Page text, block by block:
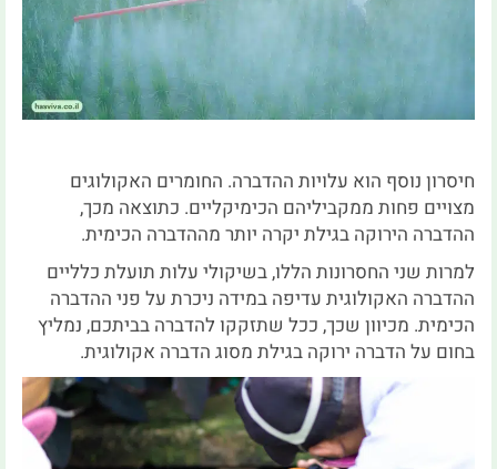
חיסרון נוסף הוא עלויות ההדברה. החומרים האקולוגים
מצויים פחות ממקביליהם הכימיקליים. כתוצאה מכך,
ההדברה הירוקה בגילת יקרה יותר מההדברה הכימית.
למרות שני החסרונות הללו, בשיקולי עלות תועלת כלליים
ההדברה האקולוגית עדיפה במידה ניכרת על פני ההדברה
הכימית. מכיוון שכך, ככל שתזקקו להדברה בביתכם, נמליץ
בחום על הדברה ירוקה בגילת מסוג הדברה אקולוגית.